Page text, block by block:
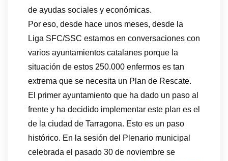
de ayudas sociales y económicas.
Por eso, desde hace unos meses, desde la
Liga SFC/SSC estamos en conversaciones con
varios ayuntamientos catalanes porque la
situación de estos 250.000 enfermos es tan
extrema que se necesita un Plan de Rescate.
El primer ayuntamiento que ha dado un paso al
frente y ha decidido implementar este plan es el
de la ciudad de Tarragona. Esto es un paso
histórico. En la sesión del Plenario municipal
celebrada el pasado 30 de noviembre se